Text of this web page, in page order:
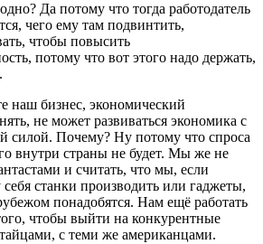
Да потому что тогда работодатель
чего ему там подвинтить,
чтобы повысить
потому что вот этого надо держать,
наш бизнес, экономический
не может развиваться экономика с
силой. Почему? Ну потому что спроса
внутри страны не будет. Мы же не
и считать, что мы, если
себя станки производить или гаджеты,
понадобятся. Нам ещё работать
чтобы выйти на конкурентные
с теми же американцами.